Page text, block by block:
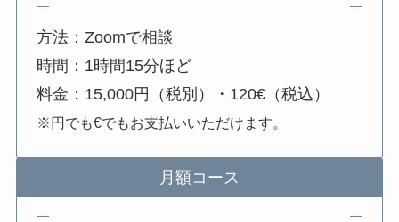
方法：Zoomで相談
時間：1時間15分ほど
料金：15,000円（税別）・120€（税込）
※円でも€でもお支払いいただけます。
月額コース